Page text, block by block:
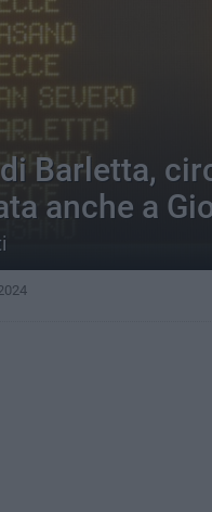
Barletta,
anche a